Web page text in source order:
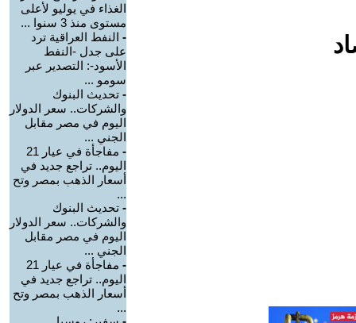
الغذاء في يوليو لأعلى
مستوى منذ 3 سنوا ...
- النفط العراقية ترد
على جدل -النفط
الأسود-: التصدير عبر
سومو ...
- تحديث البنوك
والشركات.. سعر الدولار
اليوم في مصر مقابل
الجني ...
-
مفاجأة في عيار 21
اليوم.. تراجع جديد في
أسعار الذهب بمصر وتح
...
- تحديث البنوك
والشركات.. سعر الدولار
اليوم في مصر مقابل
الجني ...
-
مفاجأة في عيار 21
اليوم.. تراجع جديد في
أسعار الذهب بمصر وتح
...